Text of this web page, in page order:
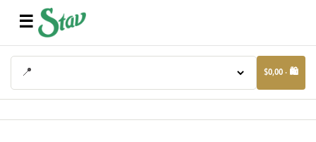
☰
📍 $0,00 · 🛍️